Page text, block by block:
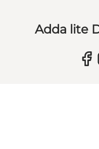
Adda lite